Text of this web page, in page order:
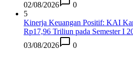
02/08/2026
0
5
Kinerja Keuangan Positif: KAI
Rp17,96 Triliun pada Semester I
03/08/2026
0